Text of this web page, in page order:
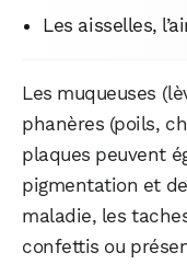
Les aisselles,
Les muqueuses
phanères (poils,
plaques peuvent
pigmentation et
maladie, les
confettis ou